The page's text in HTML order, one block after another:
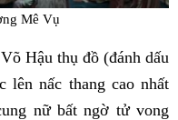
Mê Vụ
Hậu thụ đồ (đánh dấu
lên nấc thang cao nhất
nữ bất ngờ tử vong